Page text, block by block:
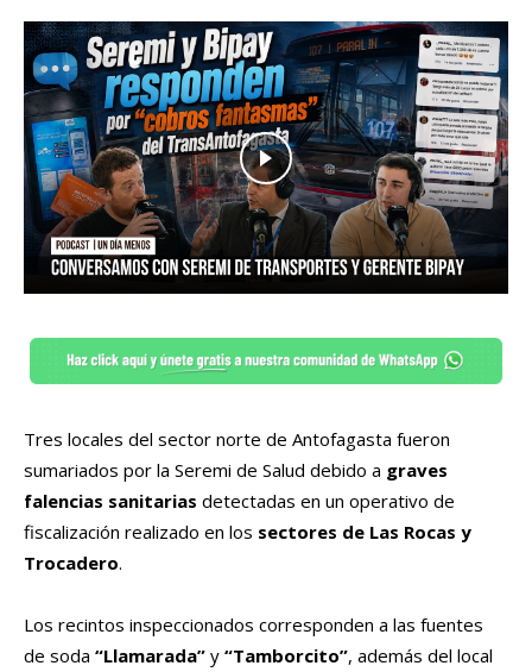
Tres locales del sector norte de Antofagasta fueron
sumariados por la Seremi de Salud debido a graves
falencias sanitarias detectadas en un operativo de
fiscalización realizado en los sectores de Las Rocas y
Trocadero.
Los recintos inspeccionados corresponden a las fuentes
de soda “Llamarada” y “Tamborcito”, además del local